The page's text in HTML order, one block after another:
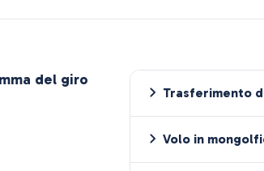
del giro
Trasferimento
Volo in